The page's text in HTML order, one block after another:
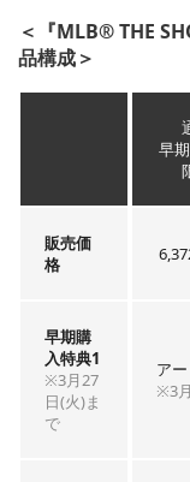
＜『MLB® THE
品構成＞
早
販売価
格
早期購
入特典1
※3月27
日(火)ま
で
ア
※3